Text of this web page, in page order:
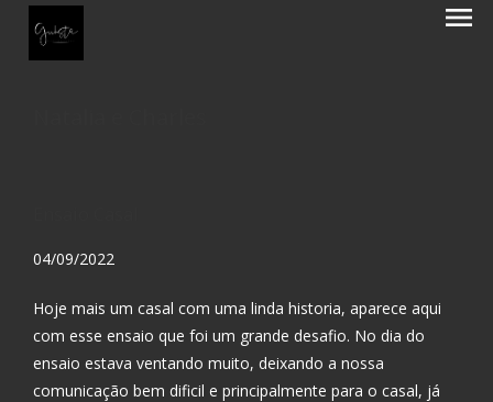
menu
04/09/2022
Hoje mais um casal com uma linda historia, aparece aqui
com esse ensaio que foi um grande desafio. No dia do
ensaio estava ventando muito, deixando a nossa
comunicação bem dificil e principalmente para o casal, já